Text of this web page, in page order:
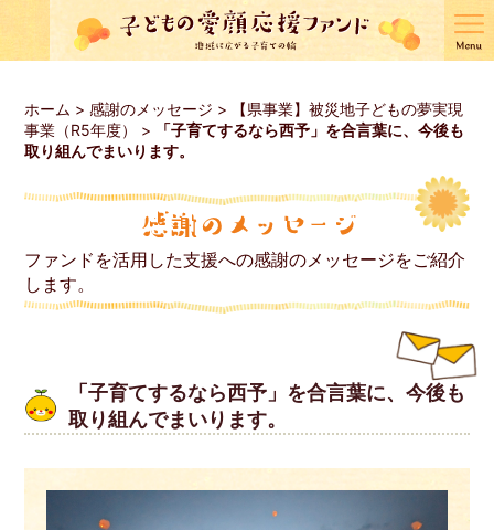
ホーム >感謝のメッセージ >
【県事業】被災地子どもの夢実現
事業（R5年度）
>
「子育てするなら西予」を合言葉に、今後も
取り組んでまいります。
ファンドを活用した支援への感謝のメッセージをご紹介
します。
「子育てするなら西予」を合言葉に、今後も
取り組んでまいります。